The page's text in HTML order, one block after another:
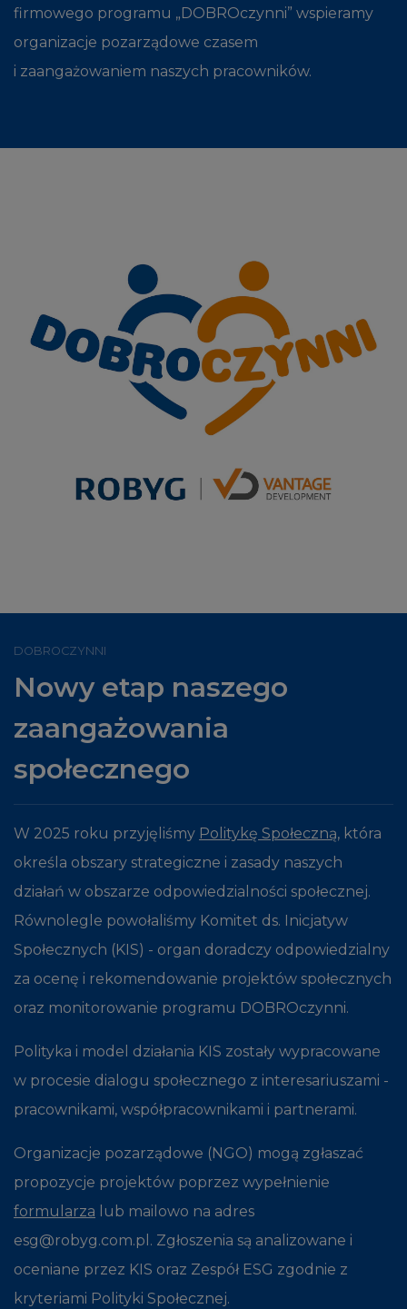
firmowego programu „DOBROczynni” wspieramy
organizacje pozarządowe czasem
i zaangażowaniem naszych pracowników.
DOBROCZYNNI
Nowy etap naszego
zaangażowania
społecznego
W 2025 roku przyjęliśmy Politykę Społeczną, która
określa obszary strategiczne i zasady naszych
działań w obszarze odpowiedzialności społecznej.
Równolegle powołaliśmy Komitet ds. Inicjatyw
Społecznych (KIS) - organ doradczy odpowiedzialny
za ocenę i rekomendowanie projektów społecznych
oraz monitorowanie programu DOBROczynni.
Polityka i model działania KIS zostały wypracowane
w procesie dialogu społecznego z interesariuszami -
pracownikami, współpracownikami i partnerami.
Organizacje pozarządowe (NGO) mogą zgłaszać
propozycje projektów poprzez wypełnienie
formularza lub mailowo na adres
esg@robyg.com.pl. Zgłoszenia są analizowane i
oceniane przez KIS oraz Zespół ESG zgodnie z
kryteriami Polityki Społecznej.